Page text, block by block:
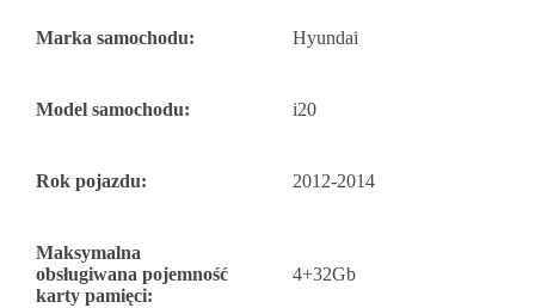
Marka samochodu: Hyundai
Model samochodu: i20
Rok pojazdu: 2012-2014
Maksymalna
obsługiwana pojemność
karty pamięci:
4+32Gb